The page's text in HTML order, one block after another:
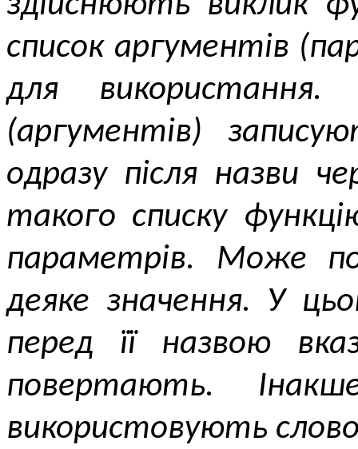
список аргументів
для
(аргументів)
одразу після назви
такого списку
параметрів. Може
деяке значення. У
перед її назвою
повертають.
використовують